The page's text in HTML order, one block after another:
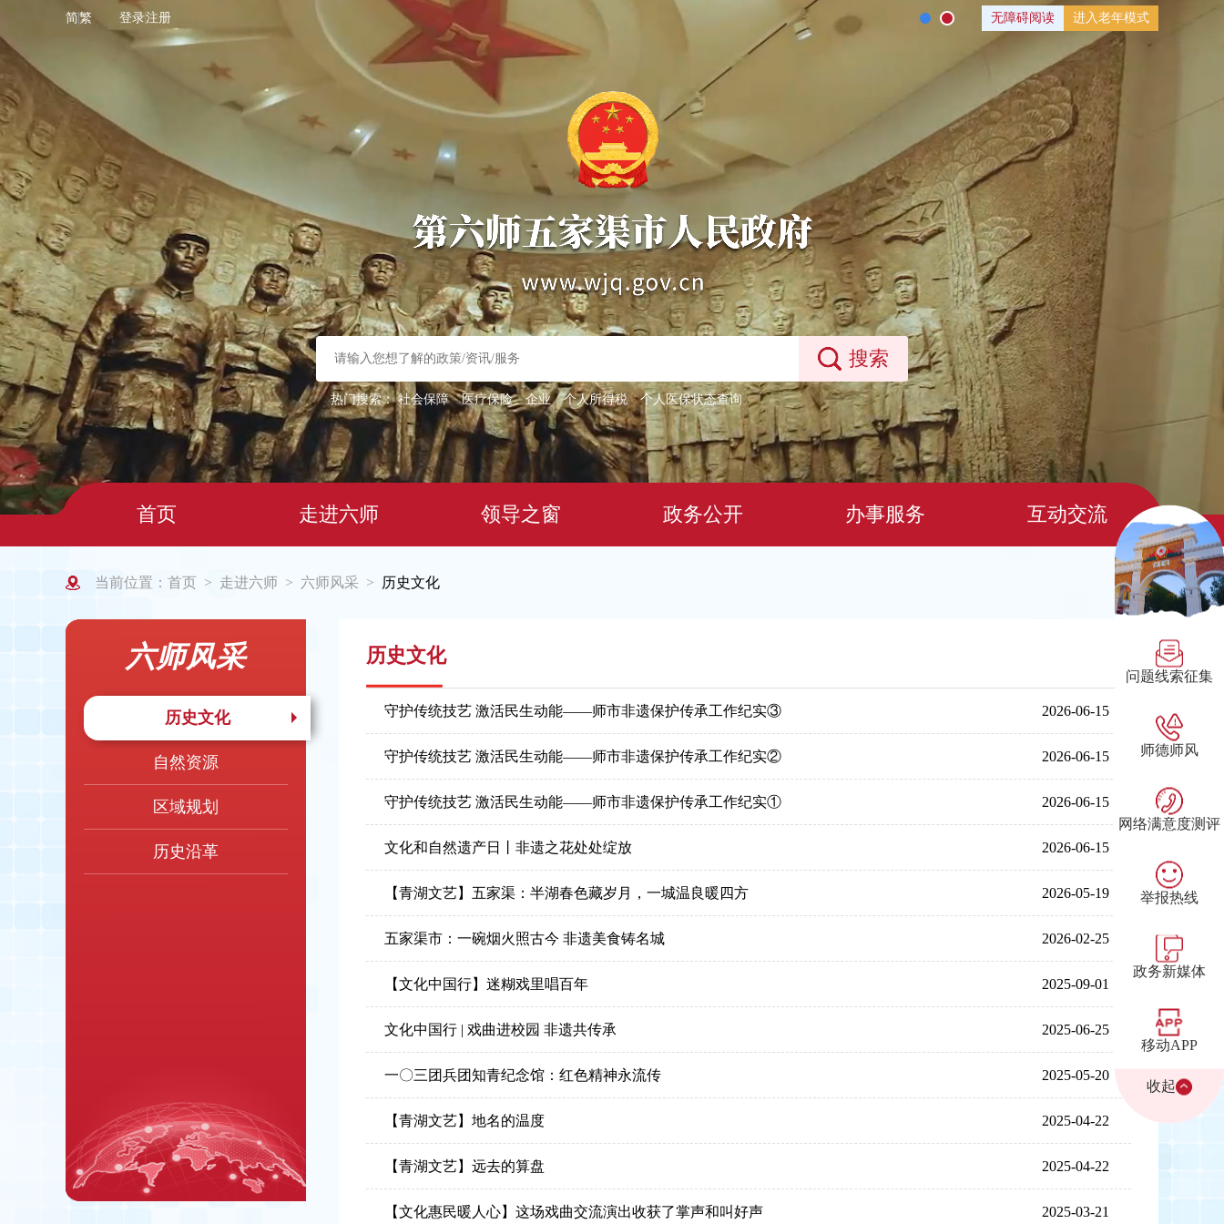
简繁 登录注册 无障碍阅读 进入老年模式
搜索
热门搜索： 社会保障 医疗保险 企业 个人所得税 个人医保状态查询
首页 走进六师 领导之窗 政务公开 办事服务 互动交流
当前位置： 首页 > 走进六师 > 六师风采 > 历史文化
六师风采
历史文化
自然资源
区域规划
历史沿革
历史文化
守护传统技艺 激活民生动能——师市非遗保护传承工作纪实③ 2026-06-15
守护传统技艺 激活民生动能——师市非遗保护传承工作纪实② 2026-06-15
守护传统技艺 激活民生动能——师市非遗保护传承工作纪实① 2026-06-15
文化和自然遗产日丨非遗之花处处绽放 2026-06-15
【青湖文艺】五家渠：半湖春色藏岁月，一城温良暖四方 2026-05-19
五家渠市：一碗烟火照古今 非遗美食铸名城 2026-02-25
【文化中国行】迷糊戏里唱百年 2025-09-01
文化中国行 | 戏曲进校园 非遗共传承 2025-06-25
一〇三团兵团知青纪念馆：红色精神永流传 2025-05-20
【青湖文艺】地名的温度 2025-04-22
【青湖文艺】​远去的算盘 2025-04-22
【文化惠民暖人心】这场戏曲交流演出收获了掌声和叫好声 2025-03-21
问题线索征集
师德师风
网络满意度测评
举报热线
政务新媒体
移动APP
收起